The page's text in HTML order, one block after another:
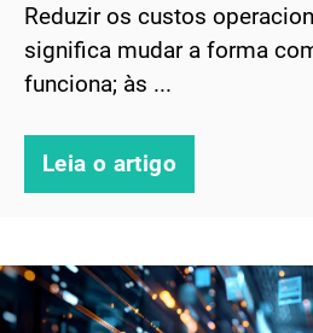
Reduzir os custos
significa mudar a forma
funciona; às ...
Leia o artigo